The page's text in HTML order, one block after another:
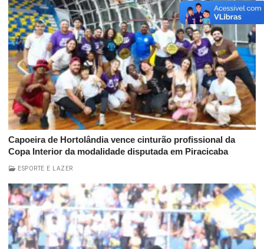
Capoeira de Hortolândia vence cinturão profissional da
Copa Interior da modalidade disputada em Piracicaba
ESPORTE E LAZER